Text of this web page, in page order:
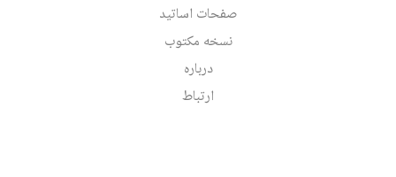
صفحات اساتید
نسخه مکتوب
درباره
ارتباط